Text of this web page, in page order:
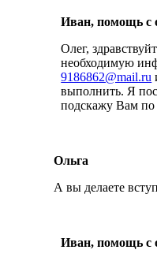
Иван, помощь с
Олег,
необходимую
9186862@mail.ru
выполнить. Я
подскажу Вам по
Ольга
А вы делаете
Иван, помощь с